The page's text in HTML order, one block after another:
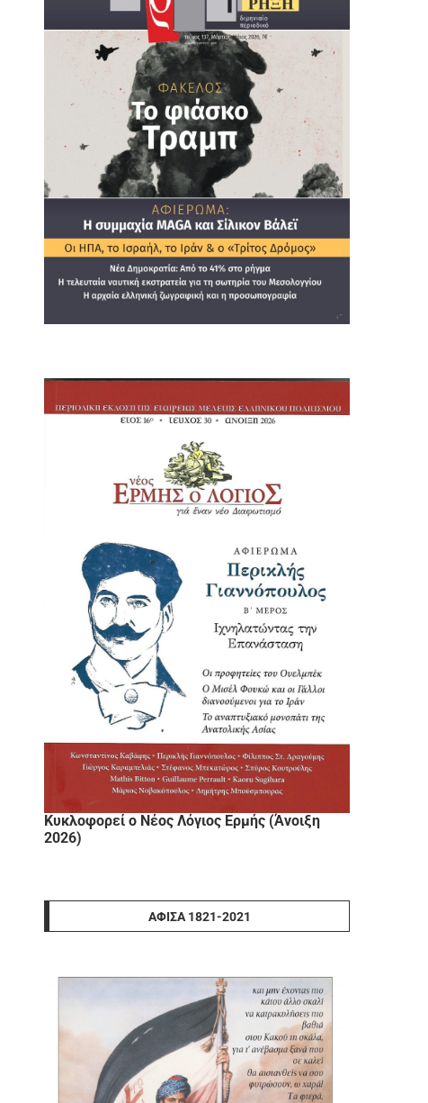
Κυκλοφορεί ο Νέος Λόγιος Ερμής (Άνοιξη
2026)
ΑΦΊΣΑ 1821-2021